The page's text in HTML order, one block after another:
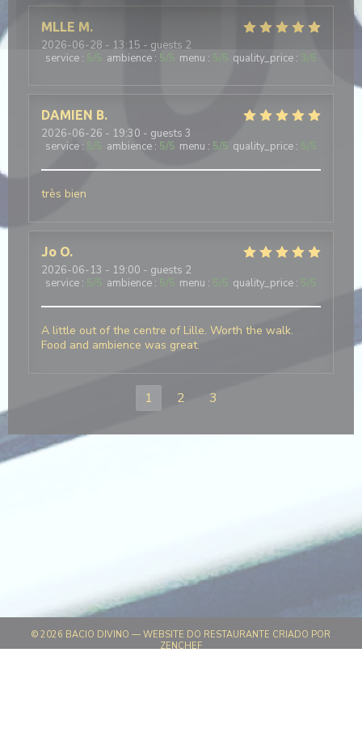
MLLE M
2026-06-28 - 13:15 - guests 2
service : /5 ambience : 5 menu : /5 quality_price :
DAMIEN B
2026-06-26 - 19:30 - guests 3
service : 5 ambience : 5/5 menu : 5/5 quality_price :
très bien
Jo O
2026-06-13 - 19:00 - guests 2
service : ambience : menu : quality_price :
A little out of the centre of Lille. Worth the walk.
Food and ambience was great.
1 2 3
© 2026 BACIO DIVINO — WEBSITE DO RESTAURANTE CRIADO POR
ZENCHEF((ABRE NUMA NOVA JANELA))